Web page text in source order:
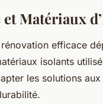
Matériaux
rénovation efficace
isolants
les solutions